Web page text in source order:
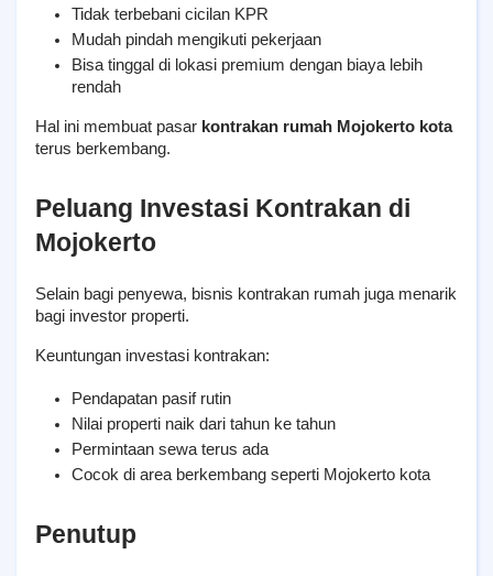
Tidak terbebani cicilan KPR
Mudah pindah mengikuti pekerjaan
Bisa tinggal di lokasi premium dengan biaya lebih
rendah
Hal ini membuat pasar kontrakan rumah Mojokerto kota
terus berkembang.
Peluang Investasi Kontrakan di
Mojokerto
Selain bagi penyewa, bisnis kontrakan rumah juga menarik
bagi investor properti.
Keuntungan investasi kontrakan:
Pendapatan pasif rutin
Nilai properti naik dari tahun ke tahun
Permintaan sewa terus ada
Cocok di area berkembang seperti Mojokerto kota
Penutup